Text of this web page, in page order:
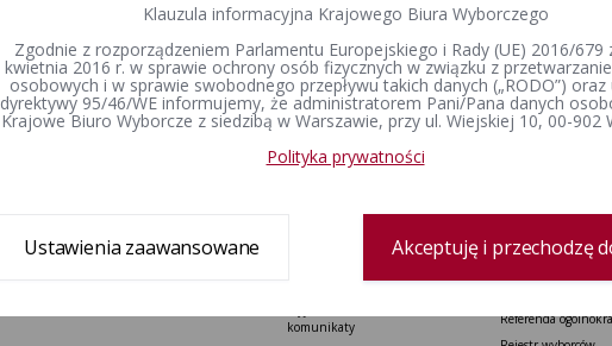
Prawo wyborcze
Ustawa o referendum lokalnym
Ustawa o partiach politycznych
komunikaty
Wybory do
Referenda
Klauzula informacyjna Krajowego Biura Wyborczego
Zgodnie z rozporządzeniem Parlamentu Europejskiego i Rady (UE) 2016/679
kwietnia 2016 r. w sprawie ochrony osób fizycznych w związku z
osobowych i w sprawie swobodnego przepływu takich danych („RODO”) oraz
dyrektywy 95/46/WE informujemy, że administratorem Pani/Pana danych
Krajowe Biuro Wyborcze z siedzibą w Warszawie, przy ul. Wiejskiej 10, 00-902
Polityka prywatności
Ustawienia zaawansowane Akceptuję i przechodzę